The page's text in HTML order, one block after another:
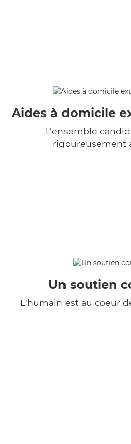
Aides à domicile
L'ensemble
rigoureusement
Un soutien
L'humain est au coeur